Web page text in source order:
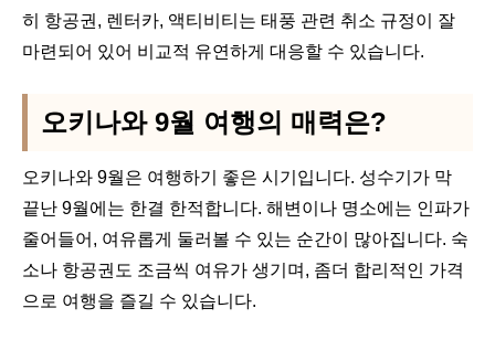
히 항공권, 렌터카, 액티비티는 태풍 관련 취소 규정이 잘
마련되어 있어 비교적 유연하게 대응할 수 있습니다.
오키나와 9월 여행의 매력은?
오키나와 9월은 여행하기 좋은 시기입니다. 성수기가 막
끝난 9월에는 한결 한적합니다. 해변이나 명소에는 인파가
줄어들어, 여유롭게 둘러볼 수 있는 순간이 많아집니다. 숙
소나 항공권도 조금씩 여유가 생기며, 좀더 합리적인 가격
으로 여행을 즐길 수 있습니다.